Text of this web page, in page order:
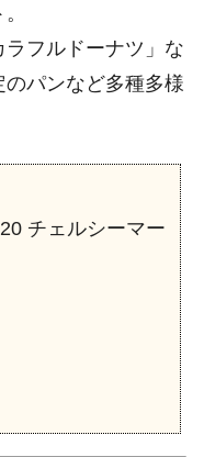
フルドーナツ」な
パンなど多種多様
チェルシーマー